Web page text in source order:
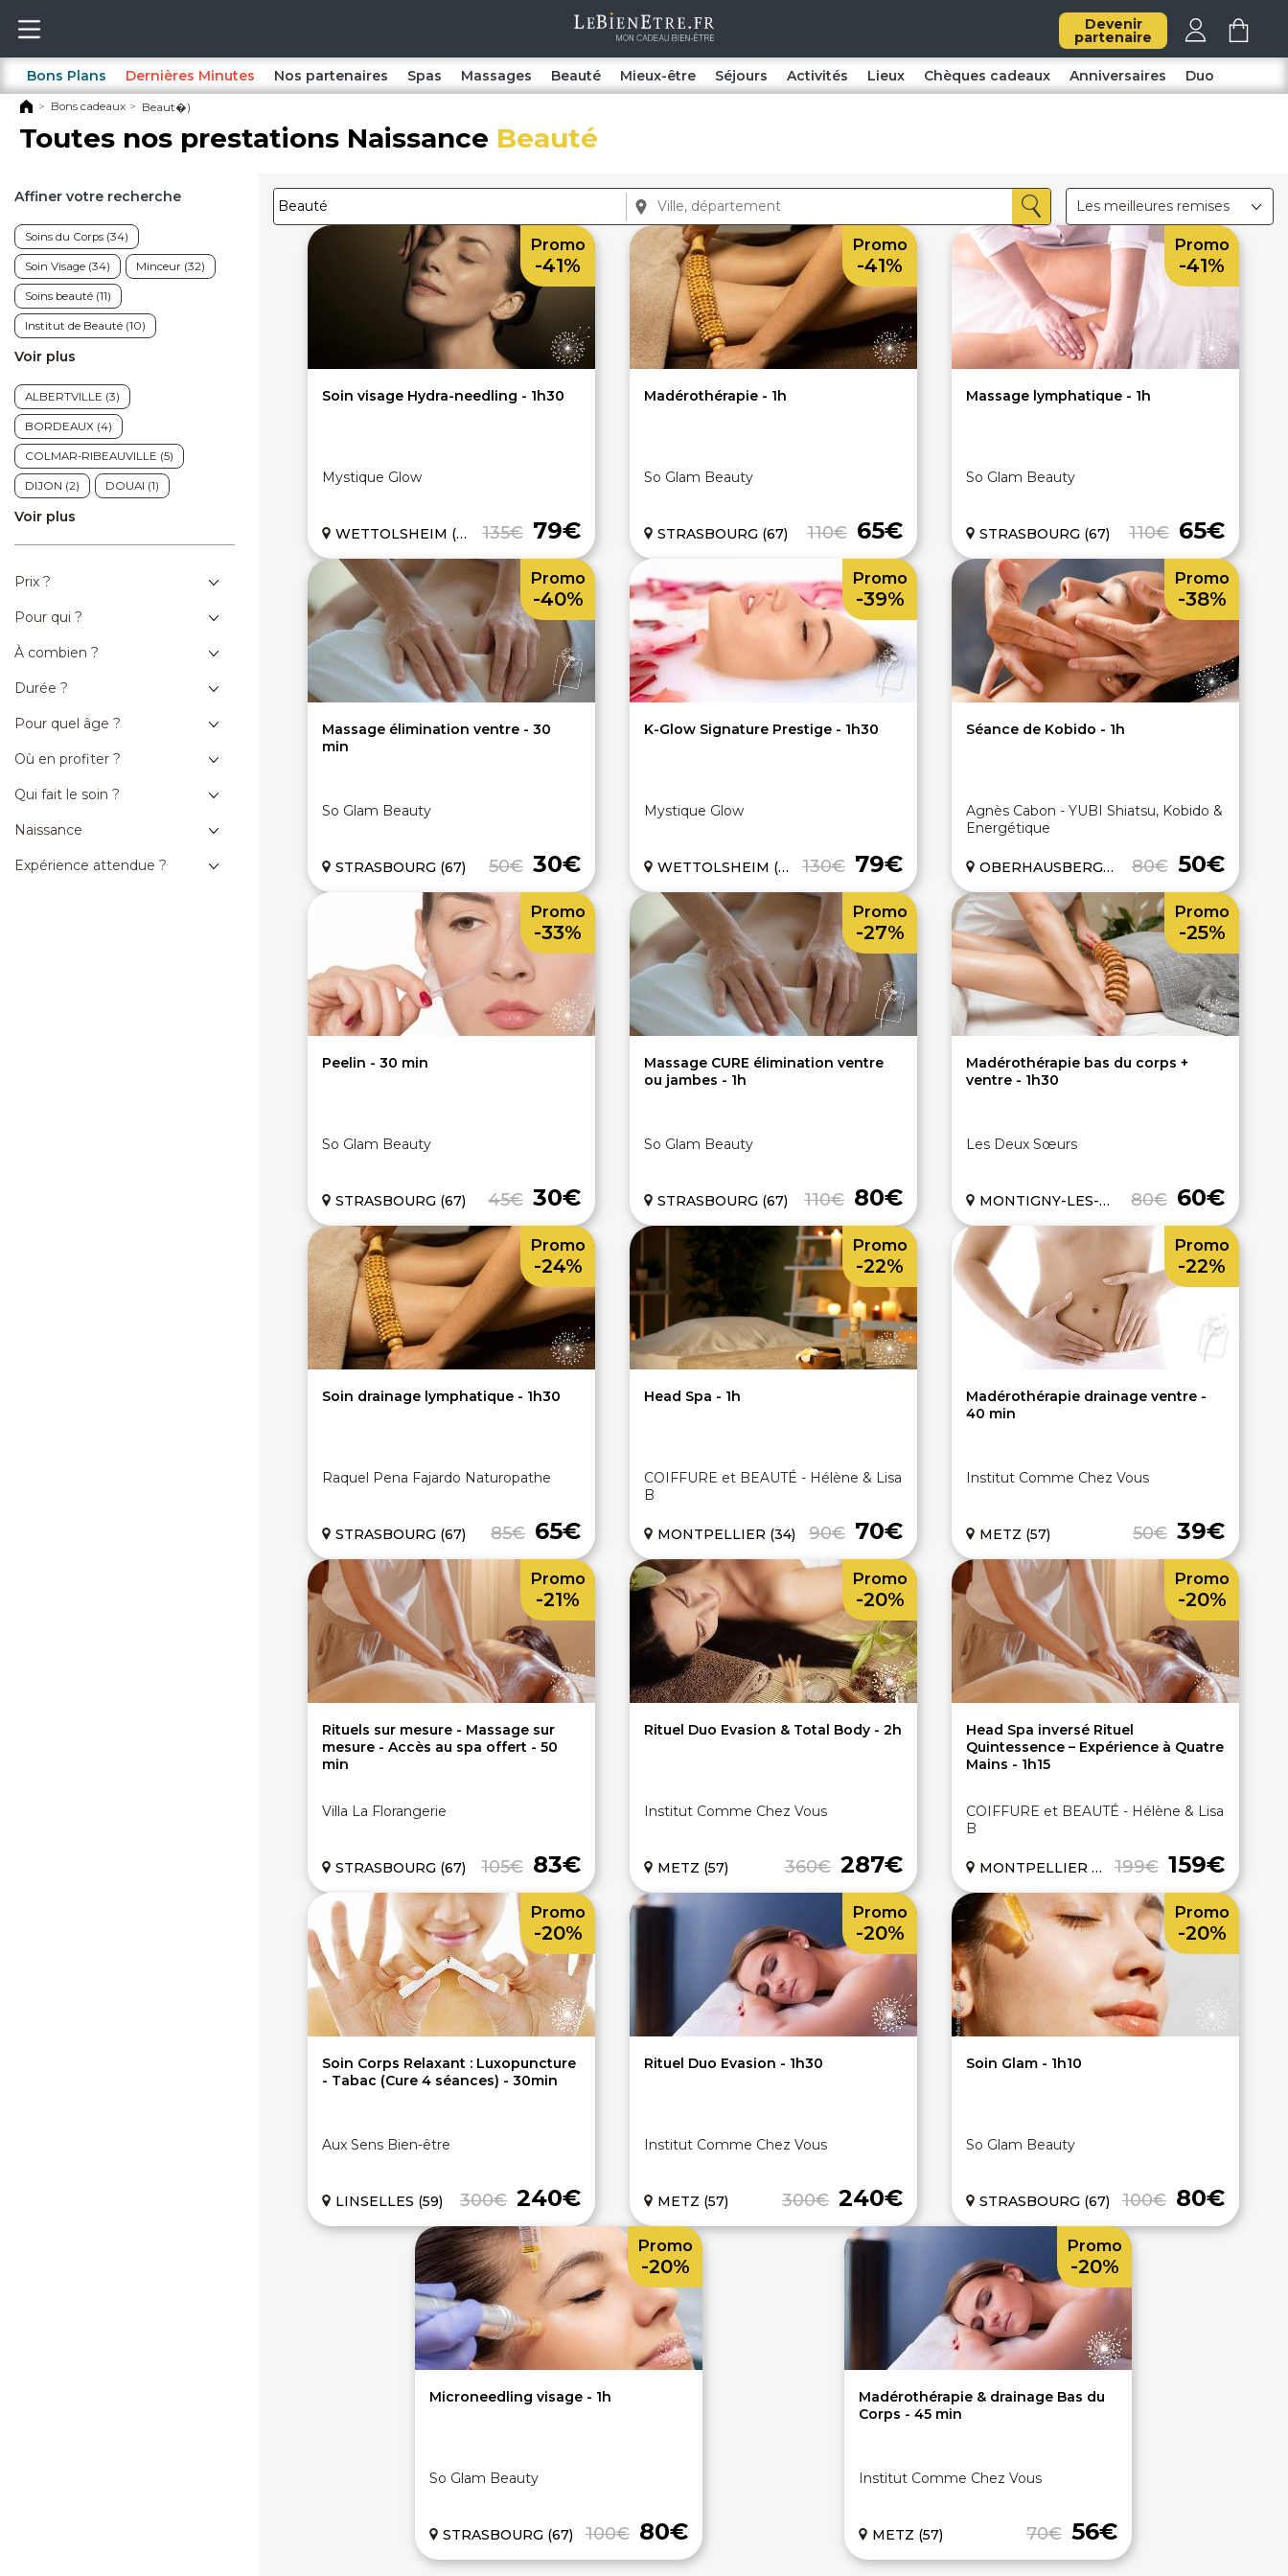
Devenir
partenaire
Bons Plans Dernières Minutes Nos partenaires Spas Massages Beauté Mieux-être Séjours Activités Lieux Chèques cadeaux Anniversaires Duo
Bons cadeaux Beaut�)
Toutes nos prestations Naissance Beauté
Affiner votre recherche
Soins du Corps (34)
Soin Visage (34) Minceur (32)
Soins beauté (11)
Institut de Beauté (10)
Soins Anti-âge (6)
Soins des Mains (4)
Soin capillaire (2)
Soins des Pieds (1)
Soins Homme (1) Epilation (1)
Voir plus
ALBERTVILLE (3)
BORDEAUX (4)
COLMAR-RIBEAUVILLE (5)
DIJON (2) DOUAI (1)
DUNKERQUE (1)
LILLE (8) LYON (2)
METZ (8)
VALENCIENNES (4)
Voir plus
Prix ?
Pour qui ?
À combien ?
Durée ?
Pour quel âge ?
Où en profiter ?
Qui fait le soin ?
Naissance
Expérience attendue ?
Les meilleures remises
Soin visage Hydra-needling - 1h30
Mystique Glow
135€ 79€
WETTOLSHEIM (68)
Promo
-41%
Madérothérapie - 1h
So Glam Beauty
110€ 65€
STRASBOURG (67)
Promo
-41%
Massage lymphatique - 1h
So Glam Beauty
110€ 65€
STRASBOURG (67)
Promo
-41%
Massage élimination ventre - 30
min
So Glam Beauty
50€ 30€
STRASBOURG (67)
Promo
-40%
K-Glow Signature Prestige - 1h30
Mystique Glow
130€ 79€
WETTOLSHEIM (68)
Promo
-39%
Séance de Kobido - 1h
Agnès Cabon - YUBI Shiatsu, Kobido &
Energétique
80€ 50€
OBERHAUSBERGEN (67)
Promo
-38%
Peelin - 30 min
So Glam Beauty
45€ 30€
STRASBOURG (67)
Promo
-33%
Massage CURE élimination ventre
ou jambes - 1h
So Glam Beauty
110€ 80€
STRASBOURG (67)
Promo
-27%
Madérothérapie bas du corps +
ventre - 1h30
Les Deux Sœurs
80€ 60€
MONTIGNY-LES-METZ (57)
Promo
-25%
Soin drainage lymphatique - 1h30
Raquel Pena Fajardo Naturopathe
85€ 65€
STRASBOURG (67)
Promo
-24%
Head Spa - 1h
COIFFURE et BEAUTÉ - Hélène & Lisa
B
90€ 70€
MONTPELLIER (34)
Promo
-22%
Madérothérapie drainage ventre -
40 min
Institut Comme Chez Vous
50€ 39€
METZ (57)
Promo
-22%
Rituels sur mesure - Massage sur
mesure - Accès au spa offert - 50
min
Villa La Florangerie
105€ 83€
STRASBOURG (67)
Promo
-21%
Rituel Duo Evasion & Total Body - 2h
Institut Comme Chez Vous
360€ 287€
METZ (57)
Promo
-20%
Head Spa inversé Rituel
Quintessence – Expérience à Quatre
Mains - 1h15
COIFFURE et BEAUTÉ - Hélène & Lisa
B
199€ 159€
MONTPELLIER (34)
Promo
-20%
Soin Corps Relaxant : Luxopuncture
- Tabac (Cure 4 séances) - 30min
Aux Sens Bien-être
300€ 240€
LINSELLES (59)
Promo
-20%
Rituel Duo Evasion - 1h30
Institut Comme Chez Vous
300€ 240€
METZ (57)
Promo
-20%
Soin Glam - 1h10
So Glam Beauty
100€ 80€
STRASBOURG (67)
Promo
-20%
Microneedling visage - 1h
So Glam Beauty
100€ 80€
STRASBOURG (67)
Promo
-20%
Madérothérapie & drainage Bas du
Corps - 45 min
Institut Comme Chez Vous
70€ 56€
METZ (57)
Promo
-20%